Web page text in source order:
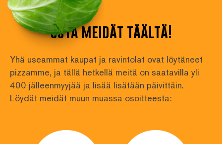
osta meidät täältä!
Yhä useammat kaupat ja ravintolat ovat löytäneet
pizzamme, ja tällä hetkellä meitä on saatavilla yli
400 jälleenmyyjää ja lisää lisätään päivittäin.
Löydät meidät muun muassa osoitteesta: